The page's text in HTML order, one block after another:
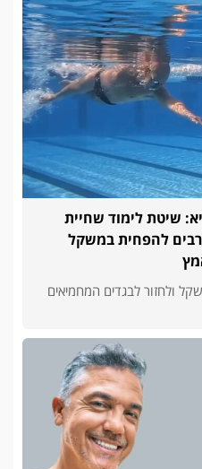
שיטת לימוד שחיית
להפחית במשקל
ולחזור לבגדים המחמיאים